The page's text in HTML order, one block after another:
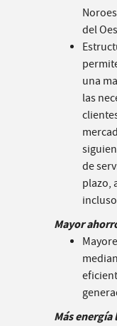
del
una
las
de
plazo,
Mayor
Más